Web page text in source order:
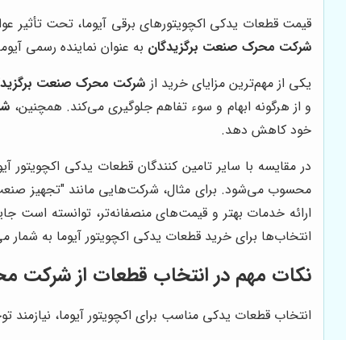
قیمت قطعات یدکی اکچویتورهای برقی آیوما، تحت تأثیر
شرکت محرک صنعت برگزیدگان به عنوان نماینده رسمی
یکی از مهم‌ترین مزایای خرید از شرکت محرک صنعت
و از هرگونه ابهام و سوء تفاهم جلوگیری می‌کند. همچنین،
خود کاهش دهد.
در مقایسه با سایر تامین کنندگان قطعات یدکی اکچویتور
محسوب می‌شود. برای مثال، شرکت‌هایی مانند "تجهیز صنعت
ارائه خدمات بهتر و قیمت‌های منصفانه‌تر، توانسته است
انتخاب‌ها برای خرید قطعات یدکی اکچویتور آیوما به شمار
نکات مهم در انتخاب قطعات ازشرکت
انتخاب قطعات یدکی مناسب برای اکچویتور آیوما،